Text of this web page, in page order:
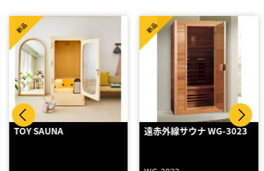
TOY SAUNA
新品
遠赤外線サウナ WG-3023
新品